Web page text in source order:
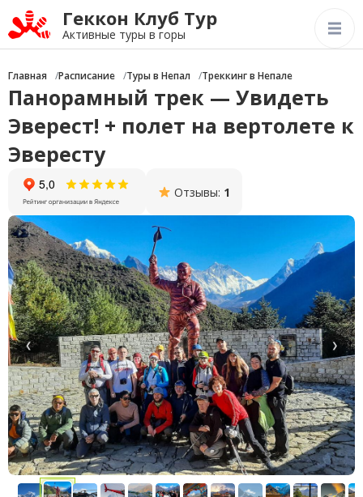
Геккон Клуб Тур
Активные туры в горы
Главная Расписание Туры в Непал Треккинг в Непале
Панорамный трек — Увидеть
Эверест! + полет на вертолете к
Эвересту
Отзывы: 1
❮ ❯